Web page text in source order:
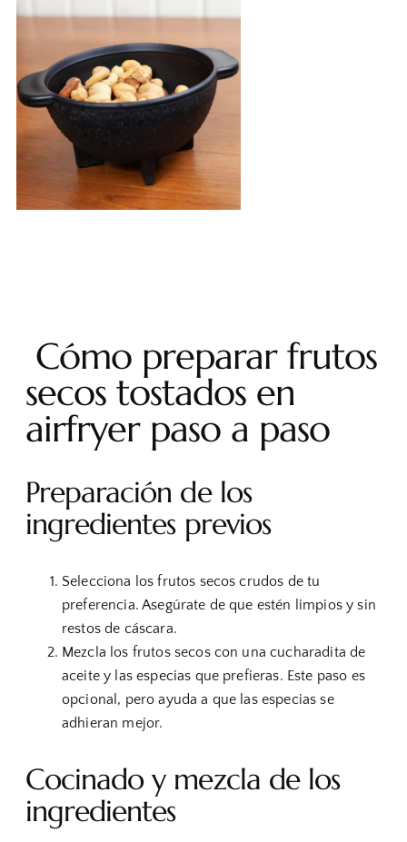
Cómo preparar frutos
secos tostados en
airfryer paso a paso
Preparación de los
ingredientes previos
Selecciona los frutos secos crudos de tu
preferencia. Asegúrate de que estén limpios y sin
restos de cáscara.
Mezcla los frutos secos con una cucharadita de
aceite y las especias que prefieras. Este paso es
opcional, pero ayuda a que las especias se
adhieran mejor.
Cocinado y mezcla de los
ingredientes